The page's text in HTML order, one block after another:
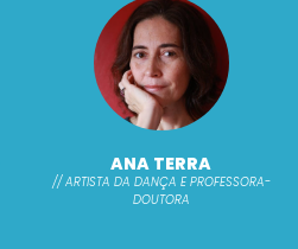
ANA TERRA
// ARTISTA DA DANÇA E PROFESSORA-
DOUTORA